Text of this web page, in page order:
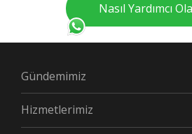
Nasıl Yardımcı
Gündemimiz
Hizmetlerimiz